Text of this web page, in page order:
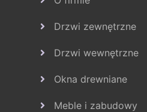
Drzwi zewnętrzne
Drzwi wewnętrzne
Okna drewniane
Meble i zabudowy